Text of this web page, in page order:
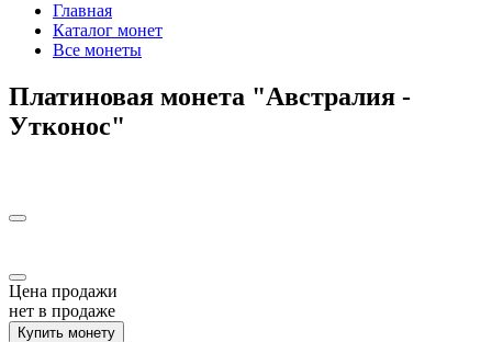
Главная
Каталог монет
Все монеты
Платиновая монета "Австралия -
Утконос"
Цена продажи
нет в продаже
Купить монету